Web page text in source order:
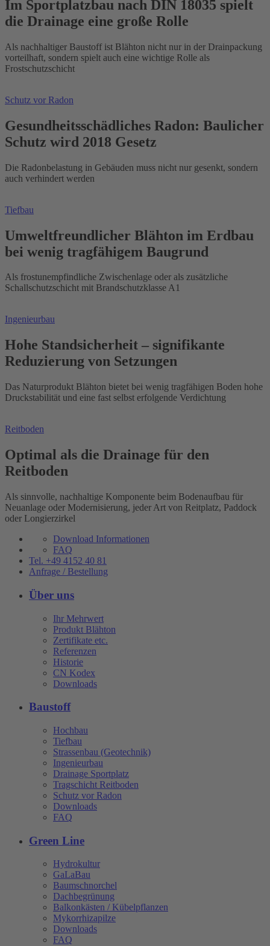
Im Sportplatzbau nach DIN 18035 spielt
die Drainage eine große Rolle
Als nachhaltiger Baustoff ist Blähton nicht nur in der Drainpackung
vorteilhaft, sondern spielt auch eine wichtige Rolle als
Frostschutzschicht
Schutz vor Radon
Gesundheitsschädliches Radon: Baulicher
Schutz wird 2018 Gesetz
Die Radonbelastung in Gebäuden muss nicht nur gesenkt, sondern
auch verhindert werden
Tiefbau
Umweltfreundlicher Blähton im Erdbau
bei wenig tragfähigem Baugrund
Als frostunempfindliche Zwischenlage oder als zusätzliche
Schallschutzschicht mit Brandschutzklasse A1
Ingenieurbau
Hohe Standsicherheit – signifikante
Reduzierung von Setzungen
Das Naturprodukt Blähton bietet bei wenig tragfähigen Boden hohe
Druckstabilität und eine fast selbst erfolgende Verdichtung
Reitboden
Optimal als die Drainage für den
Reitboden
Als sinnvolle, nachhaltige Komponente beim Bodenaufbau für
Neuanlage oder Modernisierung, jeder Art von Reitplatz, Paddock
oder Longierzirkel
Download Informationen
FAQ
Tel. +49 4152 40 81
Anfrage / Bestellung
Über uns
Ihr Mehrwert
Produkt Blähton
Zertifikate etc.
Referenzen
Historie
CN Kodex
Downloads
Baustoff
Hochbau
Tiefbau
Strassenbau (Geotechnik)
Ingenieurbau
Drainage Sportplatz
Tragschicht Reitboden
Schutz vor Radon
Downloads
FAQ
Green Line
Hydrokultur
GaLaBau
Baumschnorchel
Dachbegrünung
Balkonkästen / Kübelpflanzen
Mykorrhizapilze
Downloads
FAQ